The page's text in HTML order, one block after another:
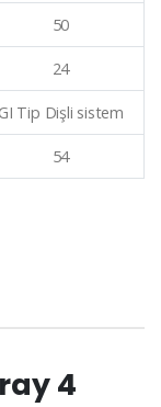
50
24
GI Tip Dişli sistem
54
4